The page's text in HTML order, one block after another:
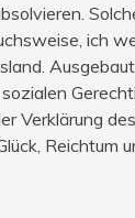
ich
Verklärung
Reichtum